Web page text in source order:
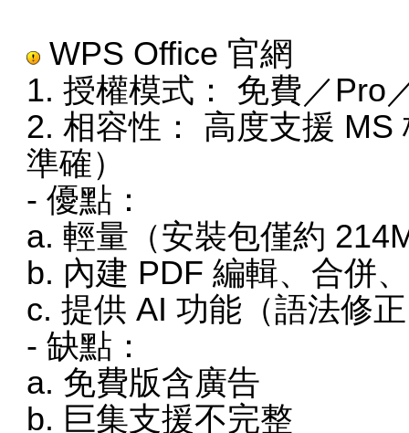
WPS Office 官網
1. 授權模式： 免費／Pro
2. 相容性： 高度支援
準確）
- 優點：
a. 輕量（安裝包僅約
b. 內建 PDF 編輯、合併
c. 提供 AI 功能（語法修
- 缺點：
a. 免費版含廣告
b. 巨集支援不完整